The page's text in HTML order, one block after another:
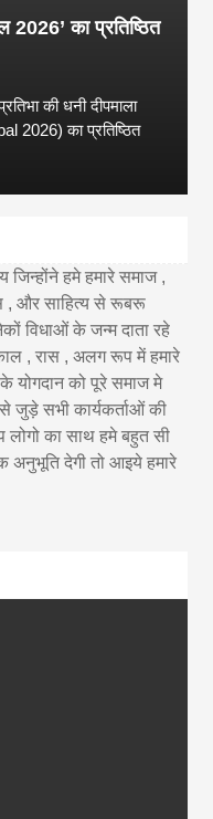
2026’ का प्रतिष्ठित
की धनी दीपमाला
2026) का प्रतिष्ठित
जिन्होंने हमे हमारे समाज ,
, और साहित्य से रूबरू
विधाओं के जन्म दाता रहे
, रास , अलग रूप में हमारे
योगदान को पूरे समाज मे
जुड़े सभी कार्यकर्ताओं की
का साथ हमे बहुत सी
अनुभूति देगी तो आइये हमारे